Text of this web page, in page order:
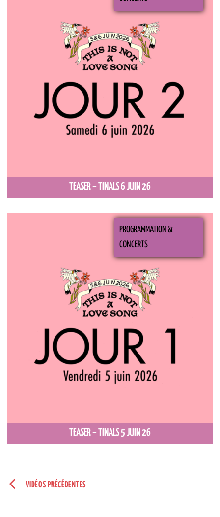
TEASER – TINALS 6 JUIN 26
TEASER – TINALS 5 JUIN 26
PROGRAMMATION &
CONCERTS
VIDÉOS PRÉCÉDENTES